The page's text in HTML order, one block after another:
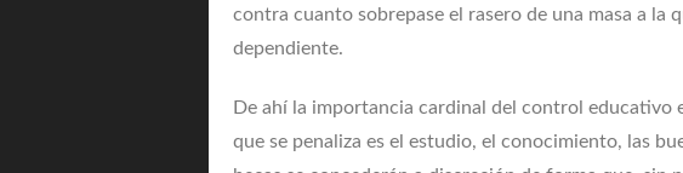
contra cuanto sobrepase el rasero de una masa a la
dependiente.
De ahí la importancia cardinal del control educativo
que se penaliza es el estudio, el conocimiento, las